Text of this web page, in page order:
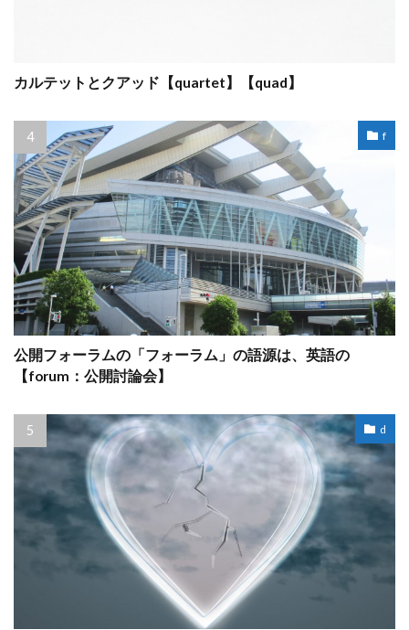
カルテットとクアッド【quartet】【quad】
f
公開フォーラムの「フォーラム」の語源は、英語の
【forum：公開討論会】
d